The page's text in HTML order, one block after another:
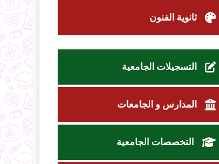
ثانوية الفنون
التسجيلات الجامعية
المدارس و الجامعات
التخصصات الجامعية